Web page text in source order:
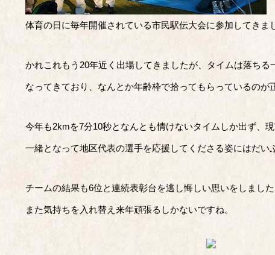
体育の日に毎年開催されている市民駅伝大会に参加してきま
かれこれもう20年近く出場してきましたが、タイムは落ち
なってきており、なんとか年齢枠で拾ってもらっているのが
今年も2kmを7分10秒となんとも情けないタイムしか出ず、
一緒となって地区代表の選手を応援してくださる姿にはだい
チームの結果も6位と連続表彰台を逃し悔しい思いをしまし
また気持ちを入れ替え来年頑張るしかないですね。